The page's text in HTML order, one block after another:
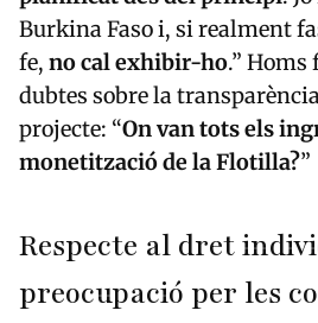
Burkina Faso i, si realment
fe, no cal exhibir-ho.”
dubtes sobre la
projecte: “On van tots els
monetització de la Flotilla?”
Respecte al dret
preocupació per les